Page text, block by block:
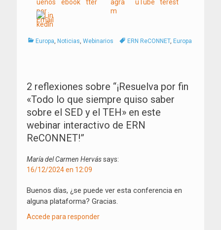
Categorías
Europa, Noticias, Webinarios TagsERN ReCONNET, Europa
de
entradas
2 reflexiones sobre “¡Resuelva por fin
«Todo lo que siempre quiso saber
sobre el SED y el TEH» en este
webinar interactivo de ERN
ReCONNET!”
María del Carmen Hervássays:
16/12/2024 en 12:09
Buenos días, ¿se puede ver esta conferencia en
alguna plataforma? Gracias.
Accede para responder